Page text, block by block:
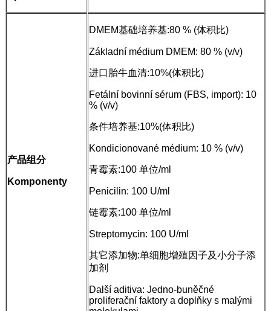
产品组分
Komponenty
DMEM基础培养基:80 % (体积比)
Základní médium DMEM: 80 % (v/v)
进口胎牛血清:10%(体积比)
Fetální bovinní sérum (FBS, import): 10
% (v/v)
条件培养基:10%(体积比)
Kondicionované médium: 10 % (v/v)
青霉素:100 单位/ml
Penicilin: 100 U/ml
链霉素:100 单位/ml
Streptomycin: 100 U/ml
其它添加物:单细胞增殖因子及小分子添
加剂
Další aditiva: Jedno-buněčné
proliferační faktory a doplňky s malými